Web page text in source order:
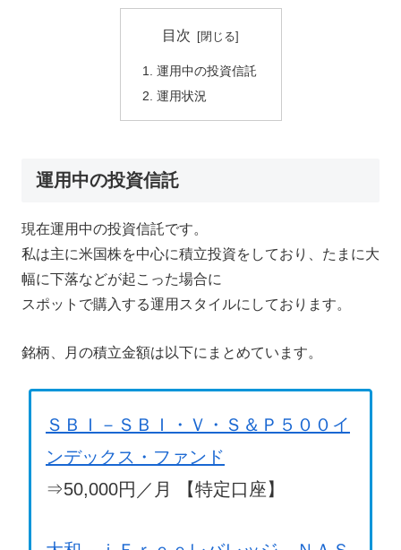
目次
運用中の投資信託
運用状況
運用中の投資信託
現在運用中の投資信託です。
私は主に米国株を中心に積立投資をしており、たまに大
幅に下落などが起こった場合に
スポットで購入する運用スタイルにしております。
銘柄、月の積立金額は以下にまとめています。
ＳＢＩ－ＳＢＩ・Ｖ・Ｓ＆Ｐ５００イ
ンデックス・ファンド
⇒50,000円／月 【特定口座】